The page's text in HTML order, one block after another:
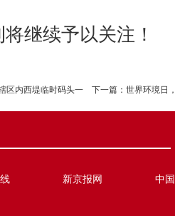
继续予以关注！
区内西堤临时码头一 下一篇： 世界环境日
新京报网
中